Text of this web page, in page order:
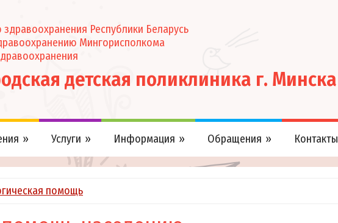
здравоохранения Республики Беларусь
Мингорисполкома
детская поликлиника г. Минска
Услуги Информация Обращения Контакты
помощь